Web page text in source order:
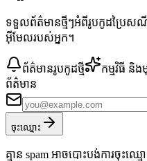
ទទួលព័ត៌មានថ្មីៗអំពីរូបកូដប្រៃសណី
អ៊ីមែលរបស់អ្នក។
ព័ត៌មានរូបកូដថ្មី កម្មវិធី និង
ព័ត៌មាន
ចុះឈ្មោះ
គ្មាន spam អាចបោះបង់ការចុះឈ្ម